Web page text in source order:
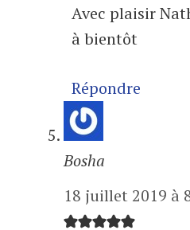
Avec plaisir
à bientôt
Répondre
Bosha
18 juillet 2019 à